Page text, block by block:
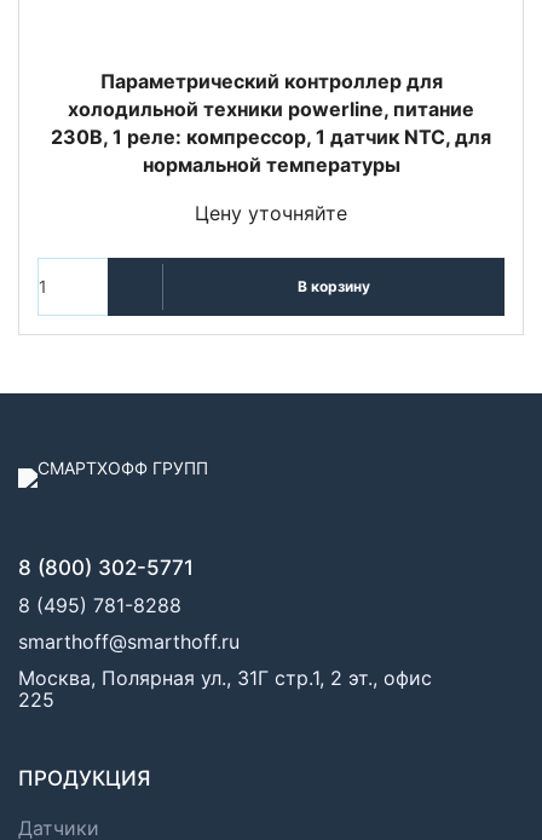
Параметрический контроллер для
холодильной техники powerline, питание
230В, 1 реле: компрессор, 1 датчик NTC, для
нормальной температуры
Цену уточняйте
В корзину
8 (800) 302-5771
8 (495) 781-8288
smarthoff@smarthoff.ru
Москва, Полярная ул., 31Г стр.1, 2 эт., офис
225
ПРОДУКЦИЯ
Датчики